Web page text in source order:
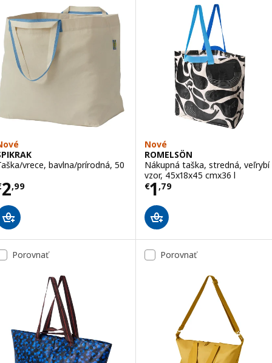
vrece, bavlna/prírodná, 50
2,99 € 2,99
Nové
ROMELSÖN
Nákupná taška, stredná, veľrybí
vzor, 45x18x45 cmx36 l
€1,79
Cena € 1,79
Porovnať Porovnať